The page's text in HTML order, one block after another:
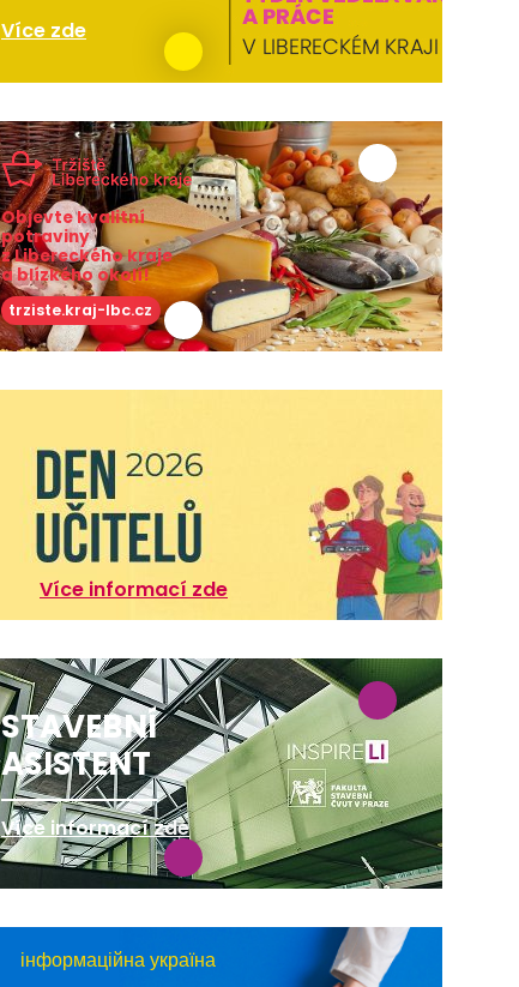
Více zde
Objevte kvalitní
potraviny
z Libereckého kraje
a blízkého okolí!
trziste.kraj-lbc.cz
Více informací zde
STAVEBNÍ
ASISTENT
Více informací zde
інформаційна україна